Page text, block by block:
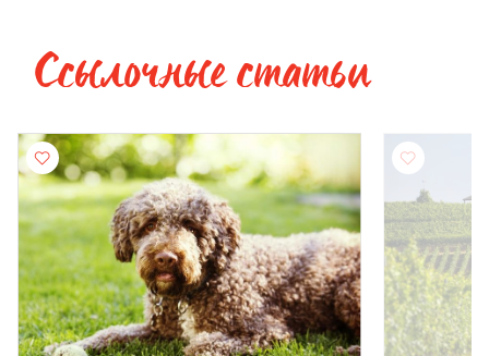
Ссылочные статьи